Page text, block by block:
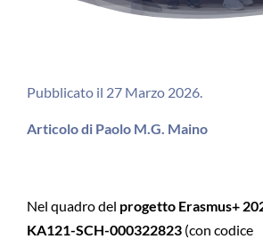
Pubblicato il 27 Marzo 2026.
Articolo di Paolo M.G. Maino
Nel quadro del progetto Erasmus+
KA121-SCH-000322823(con codice